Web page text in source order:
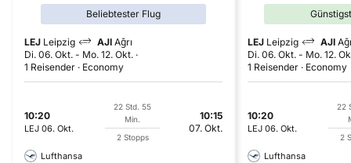
Beliebtester Flug
LEJ Leipzig AJI Ağrı
Di. 06. Okt. - Mo. 12. Okt.
1 Reisender
Economy
10:20
LEJ 06. Okt.
22 Std. 55
Min.
2 Stopps
10:15
07. Okt.
Lufthansa
LEJ Leipzig AJI
Di. 06. Okt. - Mo. 12.
1 Reisender
Economy
10:20
LEJ 06. Okt.
22
2
Lufthansa